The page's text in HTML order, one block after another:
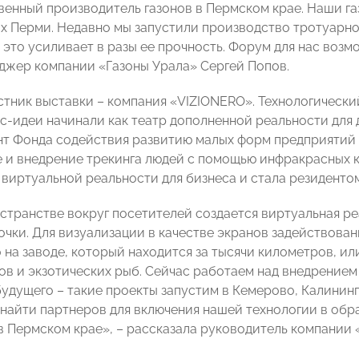
производитель газонов в Пермском крае. Наши
Перми. Недавно мы запустили производство
усиливает в разы ее прочность. Форум для нас
компании «Газоны Урала» Сергей Попов.
выставки – компания «VIZIONERO».
идеи начинали как театр дополненной реальности
Фонда содействия развитию малых форм
и внедрение трекинга людей с помощью инфракрасных
реальности для бизнеса и стала
вокруг посетителей создается виртуальная
Для визуализации в качестве экранов
заводе, который находится за тысячи километров,
и экзотических рыб. Сейчас работаем над
– такие проекты запустим в Кемерово,
партнеров для включения нашей технологии в
Пермском крае», – рассказала руководитель компании